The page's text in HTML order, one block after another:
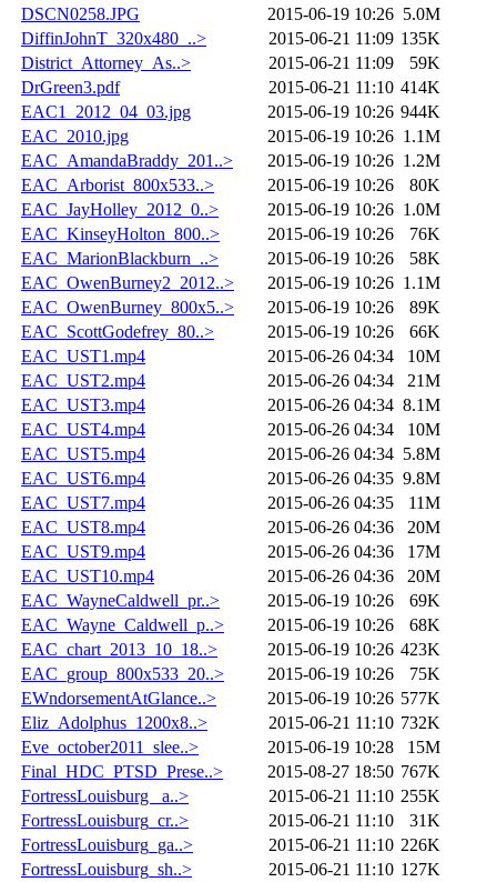
DSCN0258.JPG
2015-06-19 10:26 5.0M
DiffinJohnT_320x480_..>
2015-06-21 11:09 135K
District_Attorney_As..>
2015-06-21 11:09
59K
DrGreen3.pdf
2015-06-21 11:10 414K
EAC1_2012_04_03.jpg
2015-06-19 10:26 944K
EAC_2010.jpg
2015-06-19 10:26 1.1M
EAC_AmandaBraddy_201..>
2015-06-19 10:26 1.2M
EAC_Arborist_800x533..>
2015-06-19 10:26
80K
EAC_JayHolley_2012_0..>
2015-06-19 10:26 1.0M
EAC_KinseyHolton_800..>
2015-06-19 10:26
76K
EAC_MarionBlackburn_..>
2015-06-19 10:26
58K
EAC_OwenBurney2_2012..>
2015-06-19 10:26 1.1M
EAC_OwenBurney_800x5..>
2015-06-19 10:26
89K
EAC_ScottGodefrey_80..>
2015-06-19 10:26
66K
EAC_UST1.mp4
2015-06-26 04:34
10M
EAC_UST2.mp4
2015-06-26 04:34
21M
EAC_UST3.mp4
2015-06-26 04:34 8.1M
EAC_UST4.mp4
2015-06-26 04:34
10M
EAC_UST5.mp4
2015-06-26 04:34 5.8M
EAC_UST6.mp4
2015-06-26 04:35 9.8M
EAC_UST7.mp4
2015-06-26 04:35
11M
EAC_UST8.mp4
2015-06-26 04:36
20M
EAC_UST9.mp4
2015-06-26 04:36
17M
EAC_UST10.mp4
2015-06-26 04:36
20M
EAC_WayneCaldwell_pr..>
2015-06-19 10:26
69K
EAC_Wayne_Caldwell_p..>
2015-06-19 10:26
68K
EAC_chart_2013_10_18..>
2015-06-19 10:26 423K
EAC_group_800x533_20..>
2015-06-19 10:26
75K
EWndorsementAtGlance..>
2015-06-19 10:26 577K
Eliz_Adolphus_1200x8..>
2015-06-21 11:10 732K
Eve_october2011_slee..>
2015-06-19 10:28
15M
Final_HDC_PTSD_Prese..>
2015-08-27 18:50 767K
FortressLouisburg _a..>
2015-06-21 11:10 255K
FortressLouisburg_cr..>
2015-06-21 11:10
31K
FortressLouisburg_ga..>
2015-06-21 11:10 226K
FortressLouisburg_sh..>
2015-06-21 11:10 127K